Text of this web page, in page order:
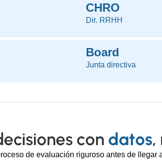
CHRO
Dir. RRHH
Board
Junta directiva
con datos,
de evaluación riguroso antes de llegar